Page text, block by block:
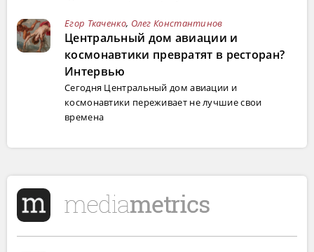
Егор Ткаченко, Олег Константинов
Центральный дом авиации и
космонавтики превратят в ресторан?
Интервью
Сегодня Центральный дом авиации и
космонавтики переживает не лучшие свои
времена